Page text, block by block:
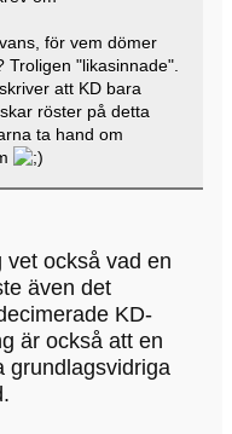
för vem dömer
"likasinnade".
att KD bara
röster på detta
ta hand om
vet också vad en
även det
KD-
är också att en
grundlagsvidriga